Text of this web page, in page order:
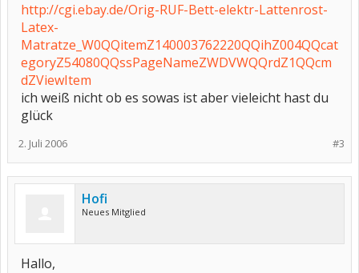
http://cgi.ebay.de/Orig-RUF-Bett-elektr-Lattenrost-
Latex-
Matratze_W0QQitemZ140003762220QQihZ004QQcat
egoryZ54080QQssPageNameZWDVWQQrdZ1QQcm
dZViewItem
ich weiß nicht ob es sowas ist aber vieleicht hast du
glück
#3
2. Juli 2006
Hofi
Neues Mitglied
Hallo,